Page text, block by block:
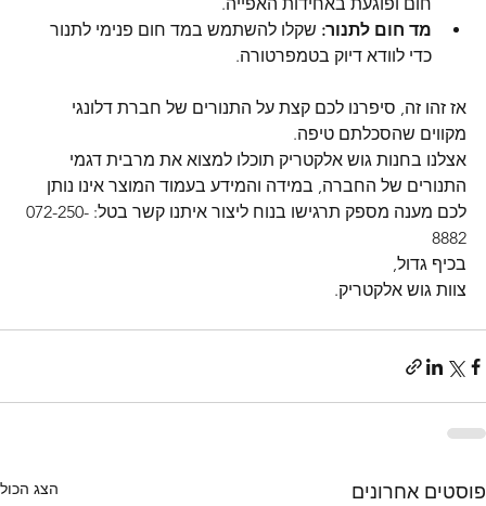
מד חום לתנור: שקלו להשתמש במד חום פנימי לתנור
כדי לוודא דיוק בטמפרטורה.
אז זהו זה, סיפרנו לכם קצת על התנורים של חברת דלונגי
מקווים שהסכלתם טיפה.
אצלנו בחנות גוש אלקטריק תוכלו למצוא את מרבית דגמי
התנורים של החברה, במידה והמידע בעמוד המוצר אינו נותן
לכם מענה מספק תרגישו בנוח ליצור איתנו קשר בטל: 072-250-
8882
בכיף גדול,
צוות גוש אלקטריק.
פוסטים אחרונים הצג הכול